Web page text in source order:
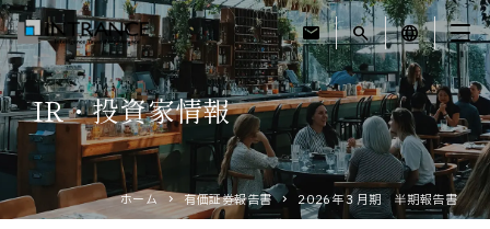
mail search language
トップ
企業情報
IR・投資家情報
ホーム 有価証券報告書 2026年３月期 半期報告書